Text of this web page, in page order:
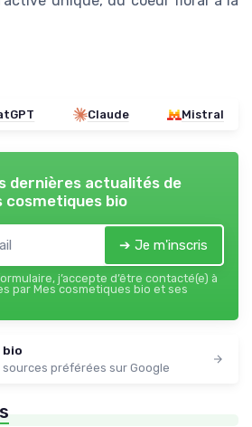
Claude Mistral
dernières actualités de
cosmetiques bio
➔ Je m'inscris
j’accepte d’être contacté(e) à
par Mes cosmetiques bio et ses
bio
préférées sur Google